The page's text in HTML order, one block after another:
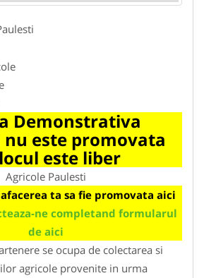
Demonstrativa
nu este promovata
este liber
Agricole Paulesti
ta sa fie promovata aici
ne completand formularul
de aici
se ocupa de colectarea si
agricole provenite in urma